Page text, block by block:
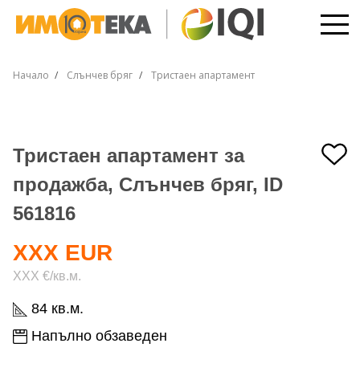
Начало Слънчев бряг Тристаен апартамент
Тристаен апартамент за
продажба, Слънчев бряг, ID
561816
84 кв.м.
Напълно обзаведен
XXX EUR
XXX €/кв.м.